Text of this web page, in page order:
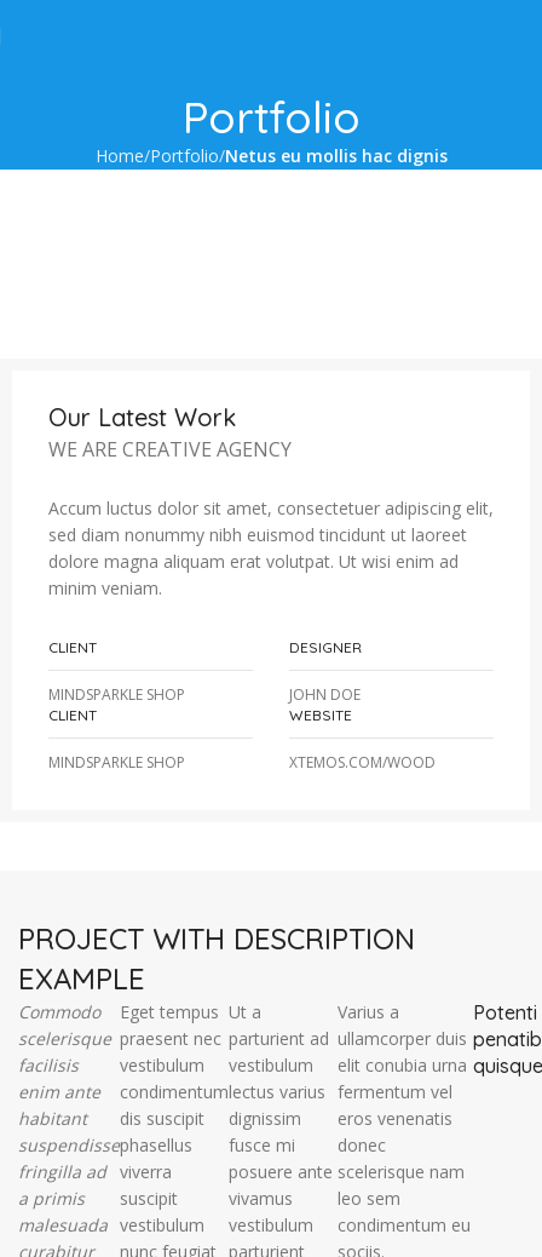
Portfolio
Home Portfolio Netus eu mollis hac dignis
Our Latest Work
WE ARE CREATIVE AGENCY
Accum luctus dolor sit amet, consectetuer adipiscing elit,
sed diam nonummy nibh euismod tincidunt ut laoreet
dolore magna aliquam erat volutpat. Ut wisi enim ad
minim veniam.
CLIENT
MINDSPARKLE SHOP
DESIGNER
JOHN DOE
CLIENT
MINDSPARKLE SHOP
WEBSITE
XTEMOS.COM/WOOD
PROJECT WITH DESCRIPTION
EXAMPLE
Commodo
scelerisque
facilisis
enim ante
habitant
suspendisse
fringilla ad
a primis
malesuada
curabitur
Eget tempus
praesent nec
vestibulum
condimentum
dis suscipit
phasellus
viverra
suscipit
vestibulum
nunc feugiat
Ut a
parturient ad
vestibulum
lectus varius
dignissim
fusce mi
posuere ante
vivamus
vestibulum
parturient
Varius a
ullamcorper duis
elit conubia urna
fermentum vel
eros venenatis
donec
scelerisque nam
leo sem
condimentum eu
sociis.
Potenti
quisque